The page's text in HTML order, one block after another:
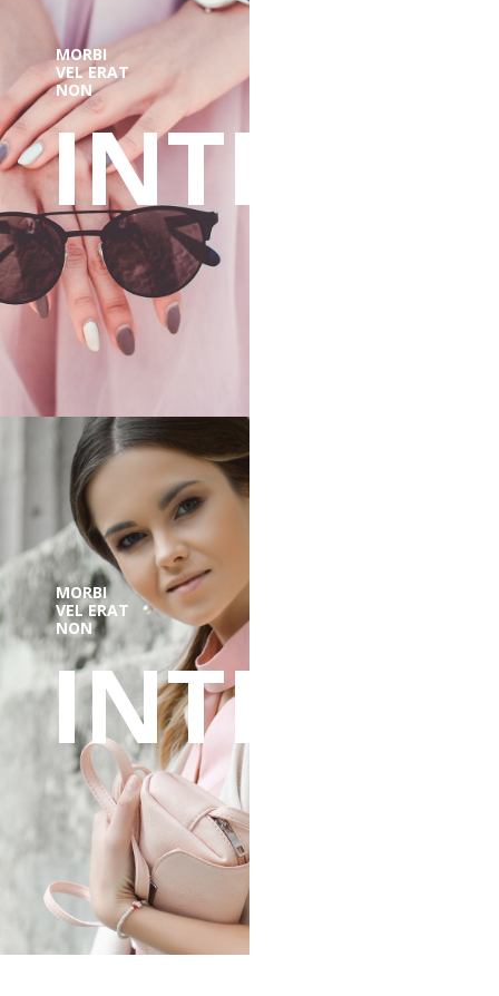
MORBI
VEL ERAT
NON
INTEGER
MORBI
VEL ERAT
NON
INTEGER